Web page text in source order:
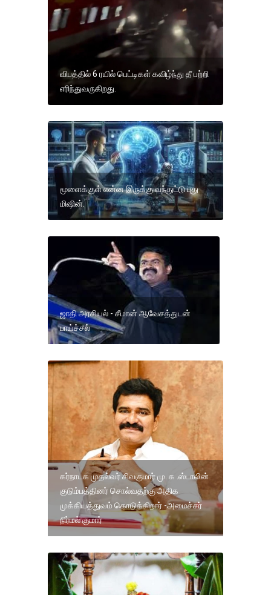
விபத்தில் 6 ரயில் பெட்டிகள் கவிழ்ந்து தீ பற்றி
எரிந்துவருகிறது.
மூளைக்குள் என்ன இருக்கு வந்துட்டு புது
மிஷின்.
ஜாதி அரசியல் - சீமான் ஆவேசத்துடன்
பாய்ச்சல்
கர்நாடக முதல்வர் சிவகுமார் மு. க .ஸ்டாலின்
குடும்பத்தினர் சொல்வதற்கு அதிக
முக்கியத்துவம் கொடுக்கிறார் -அமைச்சர்
நிர்மல் குமார்